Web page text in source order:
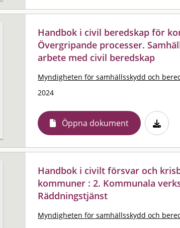
Handbok i civil beredskap för
Övergripande processer.
arbete med civil beredskap
Myndigheten för samhällsskydd och
2024
Öppna dokument
Handbok i civilt försvar och
kommuner : 2. Kommunala
Räddningstjänst
Myndigheten för samhällsskydd och